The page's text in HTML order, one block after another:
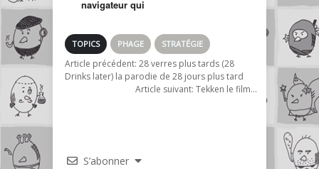
navigateur qui
TOPICS PHAGE STRATÉGIE
Article précédent: 28 verres plus tards (28
Drinks later) la parodie de 28 jours plus tard
Article suivant: Tekken le film…
S’abonner